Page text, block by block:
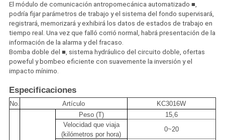
El módulo de comunicación antropomecánica automatizado ■,
podría fijar parámetros de trabajo y el sistema del fondo supervisará,
registrará, memorizará y exhibirá los datos de estados de trabajo en
tiempo real. Una vez que falló corrió normal, habrá presentación de la
información de la alarma y del fracaso.
Bomba doble del ■, sistema hydráulico del circuito doble, ofertas
poweful y bombeo eficiente con suavemente la inversión y el
impacto mínimo.
Especificaciones
No. Artículo KC3016W
Peso (T)
15,6
Velocidad que viaja
(kilómetros por hora)
0~20